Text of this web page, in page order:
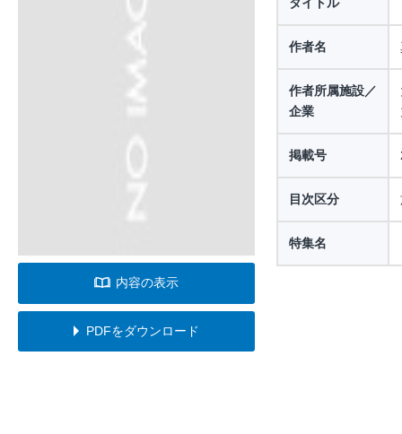
内容の表示
PDFをダウンロード
作者名
作者所属施設／
企業
掲載号
目次区分
特集名